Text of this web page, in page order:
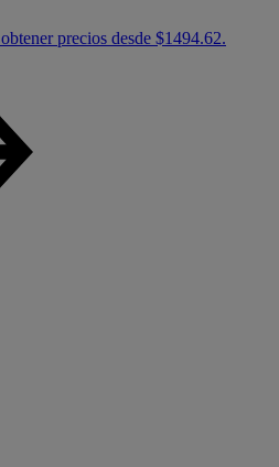
precios desde $1494.62.